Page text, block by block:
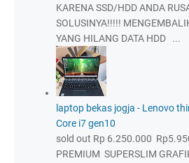
KARENA SSD/HDD ANDA
SOLUSINYA!!!!!
YANG HILANG DATA HDD ...
laptop bekas jogja - Lenovo
Core i7 gen10
sold out Rp 6.250.000
PREMIUM SUPERSLIM